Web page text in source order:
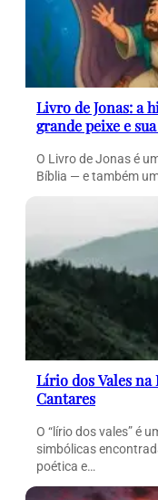
Livro de Jonas: a
grande peixe e
O Livro de Jonas é
Bíblia — e também
Lírio dos Vales
Cantares
O “lírio dos vales” é
simbólicas
poética e…